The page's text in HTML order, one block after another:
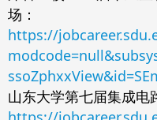
场：
https://
山东大学第七届集成电